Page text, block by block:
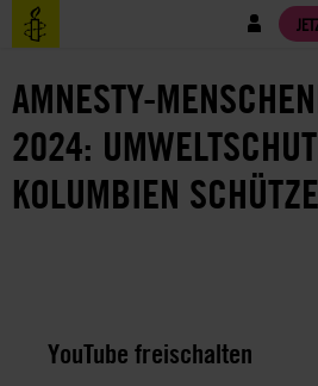
Direkt
zum
Benutzermenü
AMNESTY-
2024:
KOLUMBIEN
YouTube freischalten